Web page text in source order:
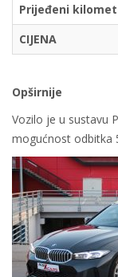
Prijeđeni
CIJENA
Opširnije
Vozilo je u sustavu
mogućnost odbitka